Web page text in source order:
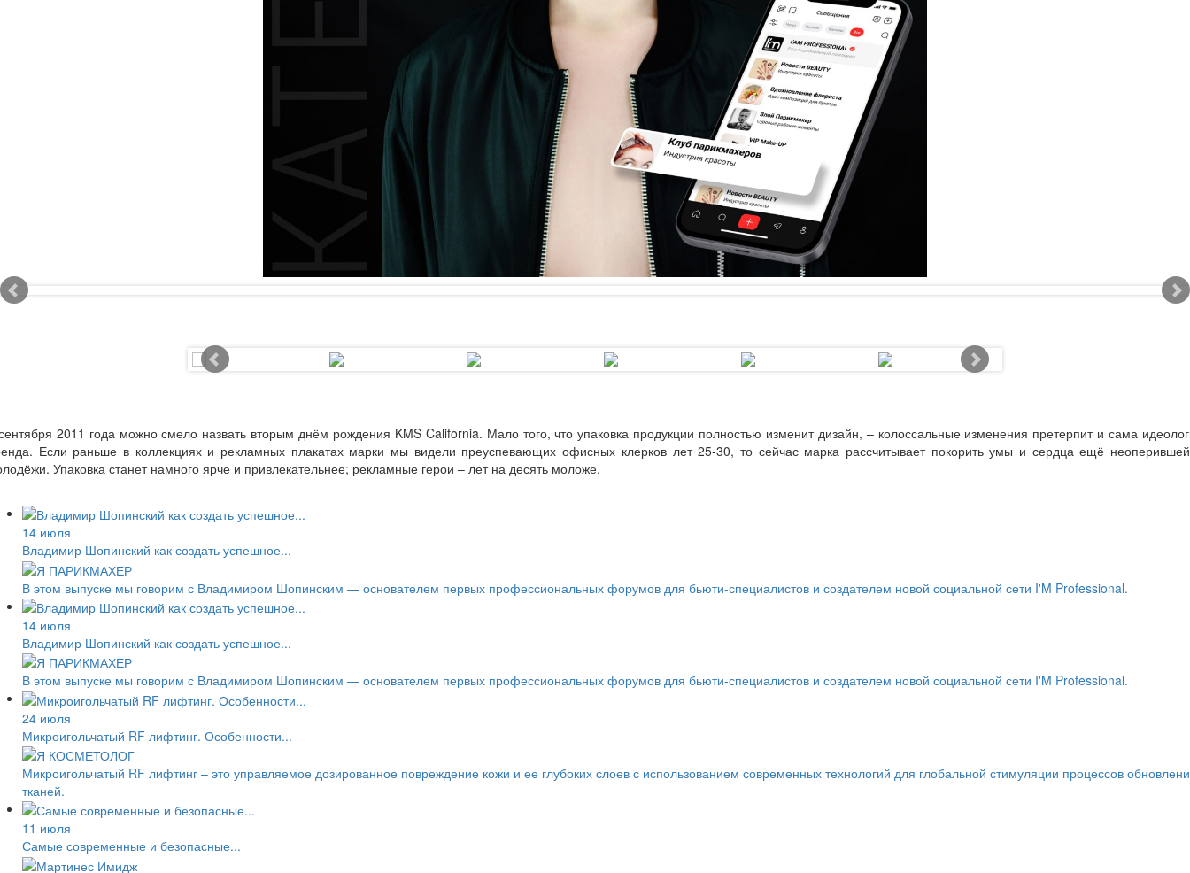
2011 года можно смело назвать вторым днём рождения KMS California. Мало того, что упаковка продукции полностью изменит дизайн, – колоссальные изменения претерпит и сама
Если раньше в коллекциях и рекламных плакатах марки мы видели преуспевающих офисных клерков лет 25-30, то сейчас марка рассчитывает покорить умы и сердца ещё
Упаковка станет намного ярче и привлекательнее; рекламные герои – лет на десять моложе.
14 июля
Владимир Шопинский как создать успешное...
В этом выпуске мы говорим с Владимиром Шопинским — основателем первых профессиональных форумов для бьюти-специалистов и создателем новой социальной сети I'M Professional.
14 июля
Владимир Шопинский как создать успешное...
В этом выпуске мы говорим с Владимиром Шопинским — основателем первых профессиональных форумов для бьюти-специалистов и создателем новой социальной сети I'M Professional.
24 июля
Микроигольчатый RF лифтинг. Особенности...
Микроигольчатый RF лифтинг – это управляемое дозированное повреждение кожи и ее глубоких слоев с использованием современных технологий для глобальной стимуляции процессов
тканей.
11 июля
Самые современные и безопасные...